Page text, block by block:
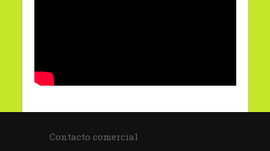
Contacto comercial